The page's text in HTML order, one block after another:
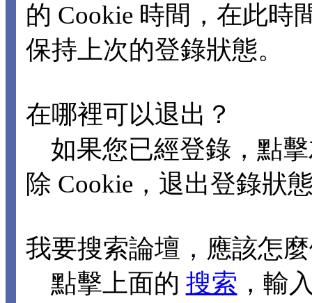
的 Cookie 時間，在此時
保持上次的登錄狀態。
在哪裡可以退出？
如果您已經登錄，點
除 Cookie，退出登錄狀
我要搜索論壇，應該怎
點擊上面的 搜索 ，輸